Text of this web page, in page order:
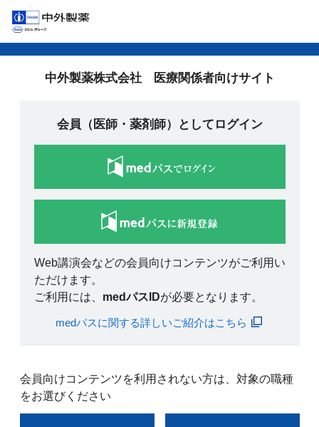
中外製薬株式会社 医療関係者向けサイト
会員（医師・薬剤師）としてログイン
Web講演会などの会員向けコンテンツがご利用い
ただけます。
ご利用には、 medパスIDが必要となります。
medパスに関する詳しいご紹介はこちら
会員向けコンテンツを利用されない方は、対象の職種
をお選びください